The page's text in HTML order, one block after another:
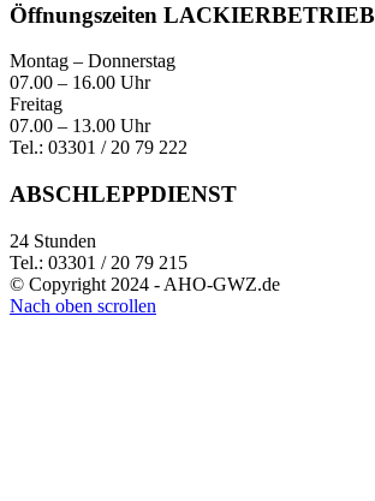
Öffnungszeiten LACKIERBETRIEB
Montag – Donnerstag
07.00 – 16.00 Uhr
Freitag
07.00 – 13.00 Uhr
Tel.: 03301 / 20 79 222
ABSCHLEPPDIENST
24 Stunden
Tel.: 03301 / 20 79 215
© Copyright 2024 - AHO-GWZ.de
Nach oben scrollen